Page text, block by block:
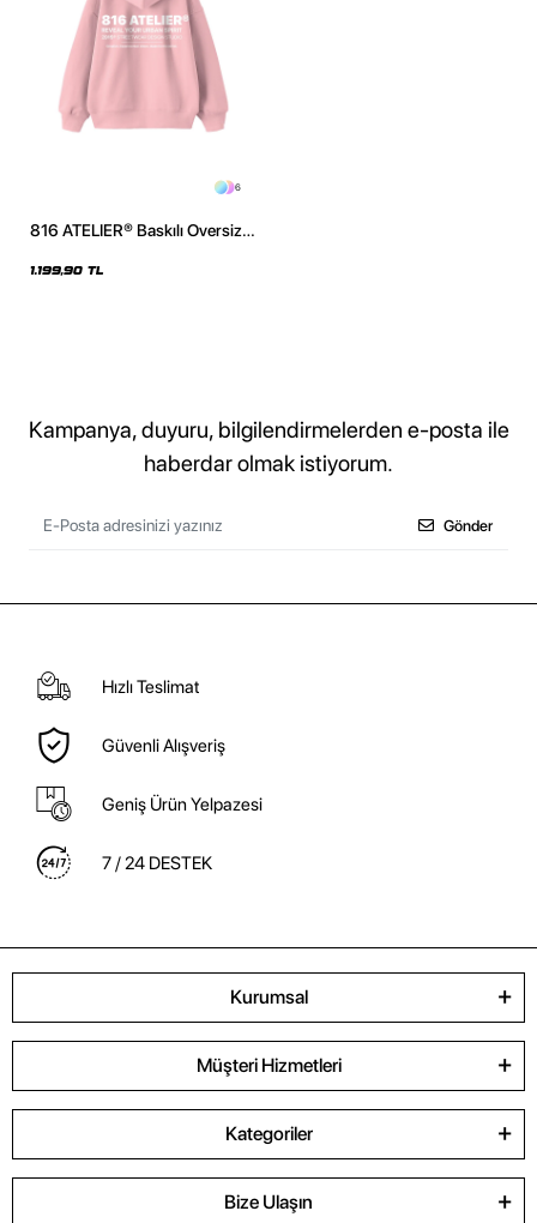
6
816 ATELIER® Baskılı Oversize
1.199,90 TL
Kampanya, duyuru, bilgilendirmelerden e-posta ile
haberdar olmak istiyorum.
Gönder
Hızlı Teslimat
Güvenli Alışveriş
Geniş Ürün Yelpazesi
7 / 24 DESTEK
Kurumsal
Müşteri Hizmetleri
Kategoriler
Bize Ulaşın